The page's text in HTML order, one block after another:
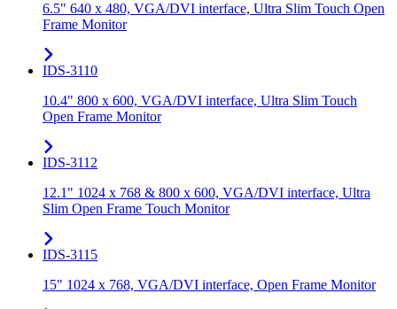
6.5" 640 x 480, VGA/DVI interface, Ultra Slim Touch Open
Frame Monitor
IDS-3110
10.4" 800 x 600, VGA/DVI interface, Ultra Slim Touch
Open Frame Monitor
IDS-3112
12.1" 1024 x 768 & 800 x 600, VGA/DVI interface, Ultra
Slim Open Frame Touch Monitor
IDS-3115
15" 1024 x 768, VGA/DVI interface, Open Frame Monitor